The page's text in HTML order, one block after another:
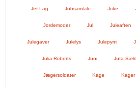
Jet Lag Jobsamtale Joke
Jordemoder Jul Juleaften
Julegaver Julelys Julepynt
Julia Roberts Juni Juta
Jægersoldater Kage Kager